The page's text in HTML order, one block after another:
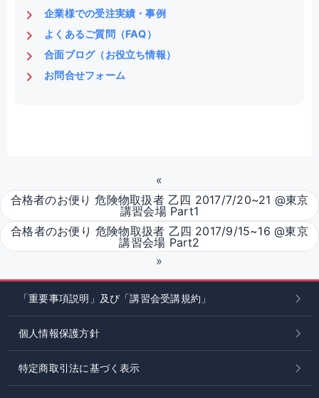
企業様での受注実績・事例
よくあるご質問（FAQ）
合面ブログ（お役立ち情報）
お問合せフォーム
«
合格者のお便り 危険物取扱者 乙四 2017/7/20~21 @東京
講習会場 Part1
合格者のお便り 危険物取扱者 乙四 2017/9/15~16 @東京
講習会場 Part2
»
「重要事項説明」及び「講習会受講規約」
個人情報保護方針
特定商取引法に基づく表示